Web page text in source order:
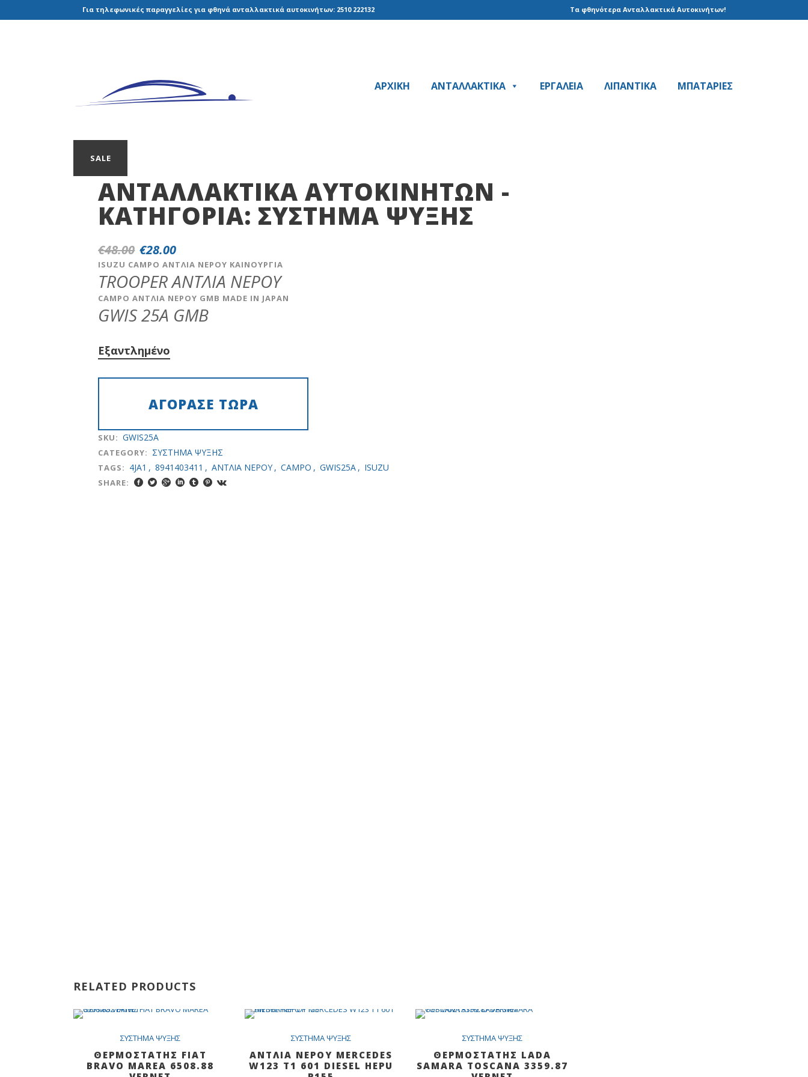
Για τηλεφωνικές παραγγελίες για φθηνά ανταλλακτικά αυτοκινήτων: 2510 222132 Τα φθηνότερα Ανταλλακτικά Αυτοκινήτων!
ΑΡΧΙΚΗ ΑΝΤΑΛΛΑΚΤΙΚΑ EPΓAΛΕΙΑ ΛΙΠΑΝΤΙΚΑ ΜΠΑΤΑΡΙΕΣ
SALE
ΑΝΤΑΛΛΑΚΤΙΚΆ ΑΥΤΟΚΙΝΉΤΩΝ -
ΚΑΤΗΓΟΡΊΑ: ΣYΣTHMA ΨYΞHΣ
€48.00 Original
price
was:
€48.00.
€28.00Η
τρέχουσα
τιμή
είναι:
€28.00.
ISUZU CAMPO ΑΝΤΛΙΑ ΝΕΡΟΥ ΚΑΙΝΟΥΡΓΙΑ
TROOPER ΑΝΤΛΙΑ ΝΕΡΟΥ
CAMPO ΑΝΤΛΙΑ ΝΕΡΟΥ GMB ΜADE IN JAPAN
GWIS 25A GMB
Εξαντλημένο
SKU: GWIS25A
CATEGORY: ΣYΣTHMA ΨYΞHΣ
TAGS: 4JA1 , 8941403411 , ANTΛΙΑ ΝΕΡΟΥ , CAMPO , GWIS25A , ISUZU
SHARE:
RELATED PRODUCTS
ΣYΣTHMA ΨYΞHΣ
ΘΕΡΜΟΣΤΑΤΗΣ FIAT
BRAVO MAREA 6508.88
Out Of Stock
ΣYΣTHMA ΨYΞHΣ
ΑΝΤΛΙΑ ΝΕΡΟΥ ΜERCEDES
W123 T1 601 DIESEL HEPU
ΣYΣTHMA ΨYΞHΣ
ΘΕΡΜΟΣΤΑΤΗΣ LADA
SAMARA TOSCANA 3359.87